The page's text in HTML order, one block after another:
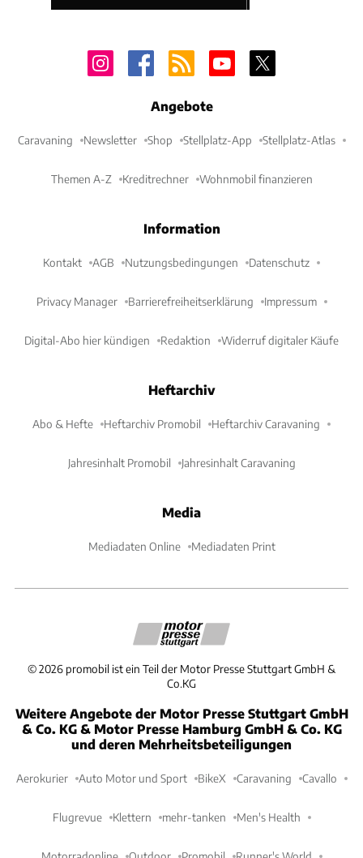
Angebote
Caravaning Newsletter Shop Stellplatz-App Stellplatz-Atlas
Themen A-Z Kreditrechner Wohnmobil finanzieren
Information
Kontakt AGB Nutzungsbedingungen Datenschutz
Privacy Manager Barrierefreiheitserklärung Impressum
Digital-Abo hier kündigen Redaktion Widerruf digitaler Käufe
Heftarchiv
Abo & Hefte Heftarchiv Promobil Heftarchiv Caravaning
Jahresinhalt Promobil Jahresinhalt Caravaning
Media
Mediadaten Online Mediadaten Print
©2026 promobil ist ein Teil der Motor Presse Stuttgart GmbH &
Co.KG
Weitere Angebote der Motor Presse Stuttgart GmbH
& Co. KG & Motor Presse Hamburg GmbH & Co. KG
und deren Mehrheitsbeteiligungen
Aerokurier Auto Motor und Sport BikeX Caravaning Cavallo
Flugrevue Klettern mehr-tanken Men's Health